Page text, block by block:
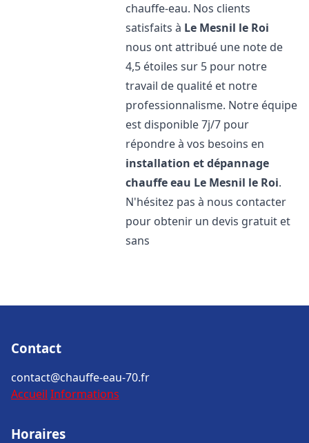
chauffe-eau. Nos clients
satisfaits à Le Mesnil le Roi
nous ont attribué une note de
4,5 étoiles sur 5 pour notre
travail de qualité et notre
professionnalisme. Notre équipe
est disponible 7j/7 pour
répondre à vos besoins en
installation et dépannage
chauffe eau Le Mesnil le Roi.
N'hésitez pas à nous contacter
pour obtenir un devis gratuit et
sans
Contact
contact@chauffe-eau-70.fr
Accueil Informations
Horaires